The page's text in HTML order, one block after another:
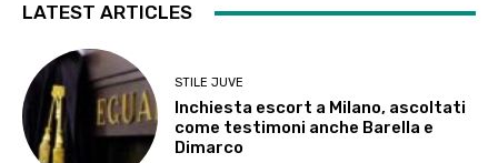
LATEST ARTICLES
STILE JUVE
Inchiesta escort a Milano, ascoltati
come testimoni anche Barella e
Dimarco